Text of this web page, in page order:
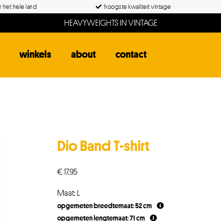
het hele land hoogste kwaliteit vintage
HEAVYWEIGHTS IN VINTAGE
winkels about contact
Dio Band T-shirt
€17,95
Maat: L
opgemeten breedtemaat: 52 cm
opgemeten lengtemaat: 71 cm